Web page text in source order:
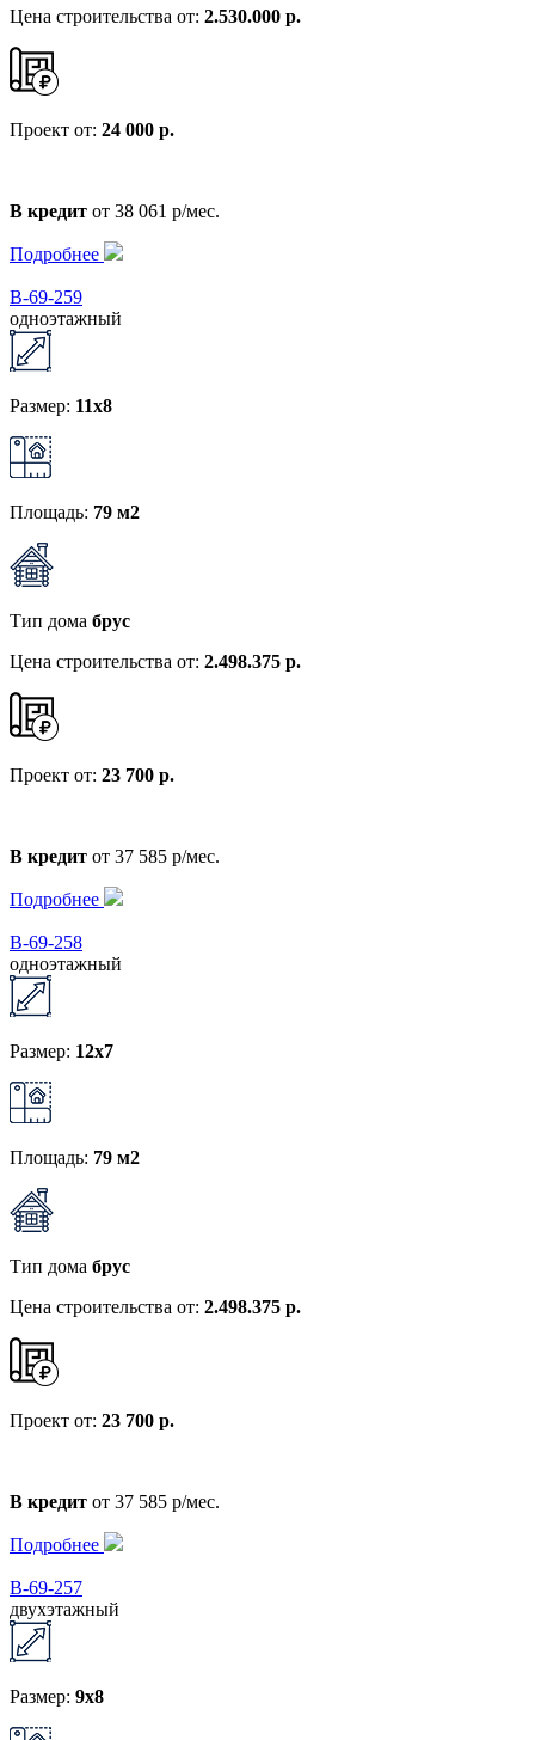
Цена строительства от: 2.530.000 р.
Проект от: 24 000 р.
В кредит от 38 061 р/мес.
Подробнее
В-69-259
одноэтажный
Размер: 11x8
Площадь: 79 м2
Тип дома брус
Цена строительства от: 2.498.375 р.
Проект от: 23 700 р.
В кредит от 37 585 р/мес.
Подробнее
В-69-258
одноэтажный
Размер: 12x7
Площадь: 79 м2
Тип дома брус
Цена строительства от: 2.498.375 р.
Проект от: 23 700 р.
В кредит от 37 585 р/мес.
Подробнее
В-69-257
двухэтажный
Размер: 9x8